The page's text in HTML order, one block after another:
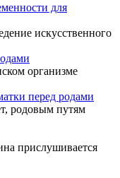
для
искусственного
организме
перед родами
родовым путям
прислушивается